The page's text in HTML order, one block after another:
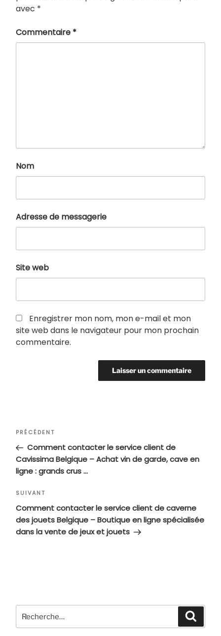
avec *
Commentaire *
Nom
Adresse de messagerie
Site web
Enregistrer mon nom, mon e-mail et mon
site web dans le navigateur pour mon prochain
commentaire.
Navigation
l’article
Article
précédent
PRÉCÉDENT
Comment contacter le service client de
Cavissima Belgique – Achat vin de garde, cave en
ligne : grands crus …
Article
suivant
SUIVANT
Comment contacter le service client de caverne
des jouets Belgique – Boutique en ligne spécialisée
dans la vente de jeux et jouets
pour